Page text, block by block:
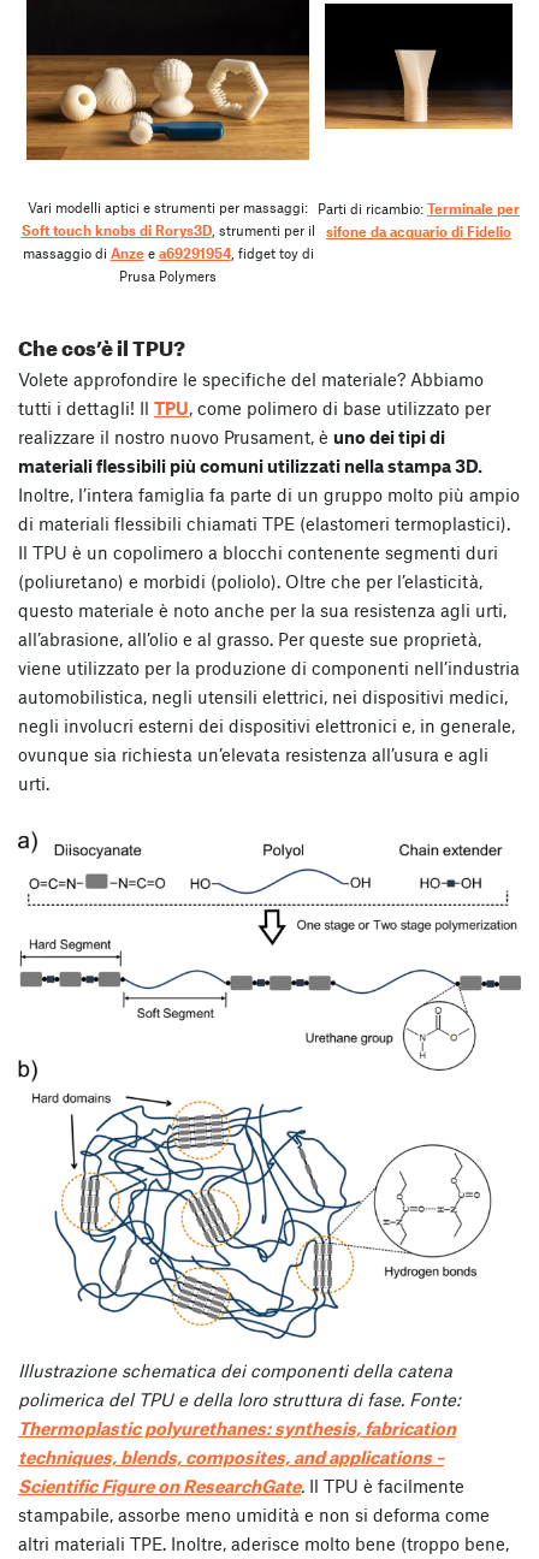
Vari modelli aptici e strumenti per massaggi:
Soft touch knobs di Rorys3D, strumenti per il
massaggio di Anzee a69291954, fidget toy di
Prusa Polymers
Parti di ricambio: Terminale per
sifone da acquario di Fidelio
Che cos’è il TPU?
Volete approfondire le specifiche del materiale? Abbiamo
tutti i dettagli! Il TPU, come polimero di base utilizzato per
realizzare il nostro nuovo Prusament, è uno dei tipi di
materiali flessibili più comuni utilizzati nella stampa 3D.
Inoltre, l’intera famiglia fa parte di un gruppo molto più ampio
di materiali flessibili chiamati TPE (elastomeri termoplastici).
Il TPU è un copolimero a blocchi contenente segmenti duri
(poliuretano) e morbidi (poliolo). Oltre che per l’elasticità,
questo materiale è noto anche per la sua resistenza agli urti,
all’abrasione, all’olio e al grasso. Per queste sue proprietà,
viene utilizzato per la produzione di componenti nell’industria
automobilistica, negli utensili elettrici, nei dispositivi medici,
negli involucri esterni dei dispositivi elettronici e, in generale,
ovunque sia richiesta un’elevata resistenza all’usura e agli
urti.
Illustrazione schematica dei componenti della catena
polimerica del TPU e della loro struttura di fase. Fonte:
Thermoplastic polyurethanes: synthesis, fabrication
techniques, blends, composites, and applications –
Scientific Figure on ResearchGate. Il TPU è facilmente
stampabile, assorbe meno umidità e non si deforma come
altri materiali TPE. Inoltre, aderisce molto bene (troppo bene,